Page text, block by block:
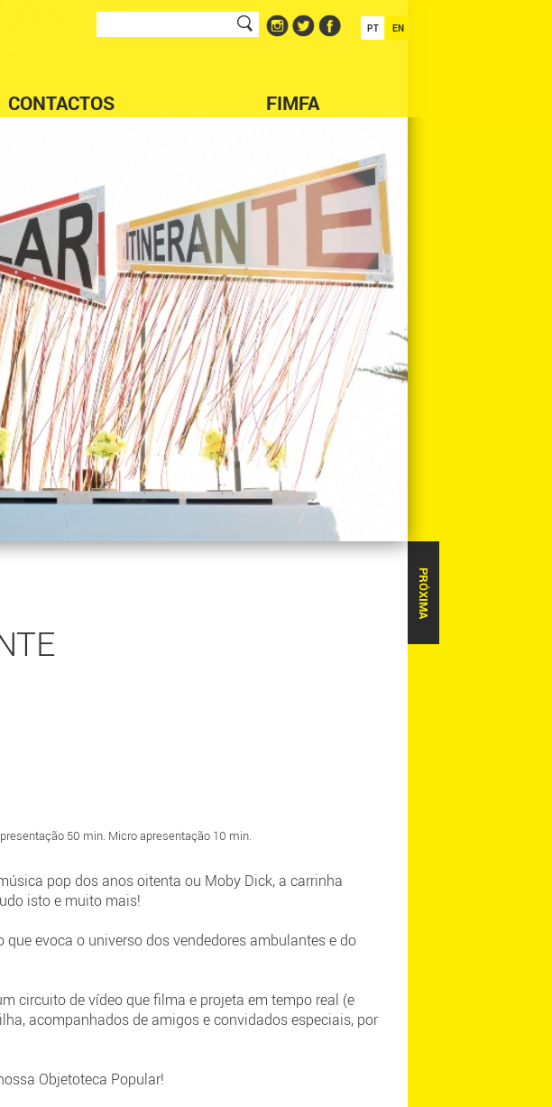
CONTACTOS FIMFA
PT EN
PRÓXIMA
50 min. Micro apresentação 10 min.
pop dos anos oitenta ou Moby Dick, a carrinha
isto e muito mais!
evoca o universo dos vendedores ambulantes e do
circuito de vídeo que filma e projeta em tempo real (e
acompanhados de amigos e convidados especiais, por
Objetoteca Popular!